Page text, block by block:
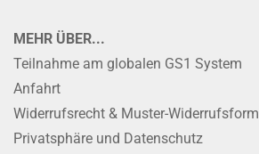
MEHR ÜBER...
Teilnahme am globalen GS1 System
Anfahrt
Widerrufsrecht & Muster-
Privatsphäre und Datenschutz